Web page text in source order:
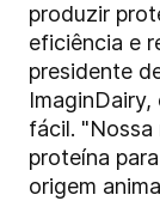
produzir
eficiência e
presidente
ImaginDairy,
fácil.
proteína
origem